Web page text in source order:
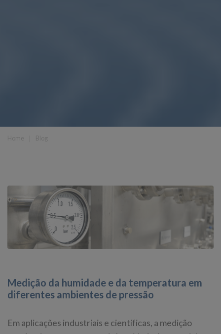
Medição da humidade e da temperatura em
diferentes ambientes de pressão
Em aplicações industriais e científicas, a medição